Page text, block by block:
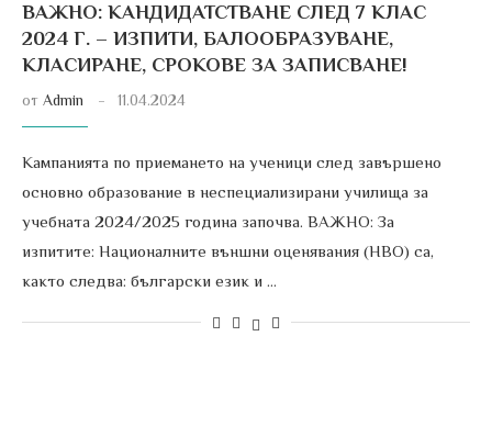
ВАЖНО: КАНДИДАТСТВАНЕ СЛЕД 7 КЛАС
2024 Г. – ИЗПИТИ, БАЛООБРАЗУВАНЕ,
КЛАСИРАНЕ, СРОКОВЕ ЗА ЗАПИСВАНЕ!
от Admin 11.04.2024
Кампанията по приемането на ученици след завършено
основно образование в неспециализирани училища за
учебната 2024/2025 година започва. ВАЖНО: За
изпитите: Националните външни оценявания (НВО) са,
както следва: български език и …